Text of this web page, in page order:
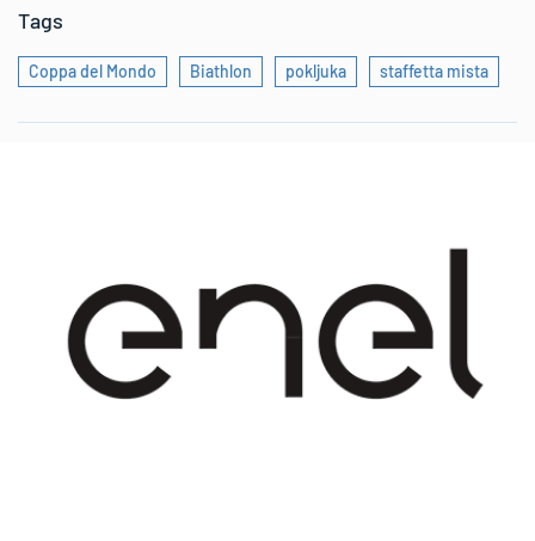
Tags
Coppa del Mondo Biathlon pokljuka staffetta mista